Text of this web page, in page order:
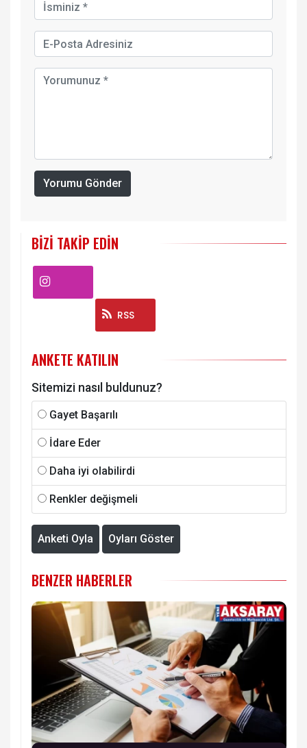
Yorumu Gönder
BIZI TAKIP EDIN
RSS
ANKETE KATILIN
Sitemizi nasıl buldunuz?
Gayet Başarılı
İdare Eder
Daha iyi olabilirdi
Renkler değişmeli
Anketi Oyla Oyları Göster
BENZER HABERLER